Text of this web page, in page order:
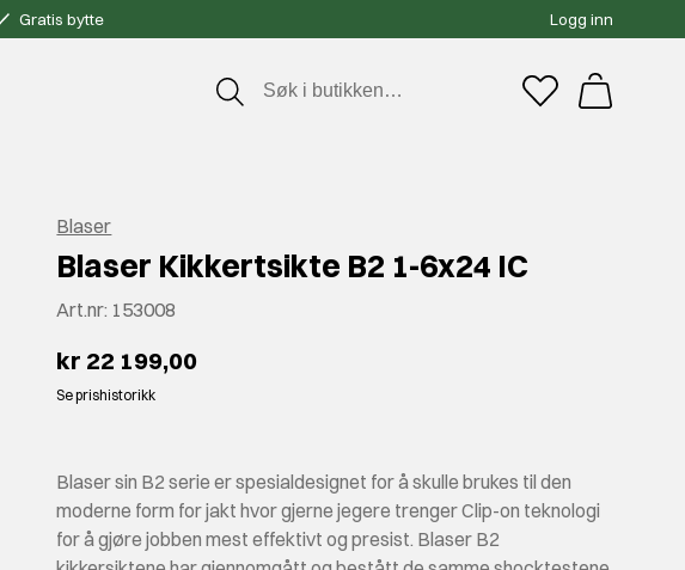
Gratis bytte Logg inn
Blaser
Blaser Kikkertsikte B2 1-6x24 IC
Art.nr: 153008
kr 22 199,00
Se prishistorikk
Blaser sin B2 serie er spesialdesignet for å skulle brukes til den
moderne form for jakt hvor gjerne jegere trenger Clip-on teknologi
for å gjøre jobben mest effektivt og presist. Blaser B2